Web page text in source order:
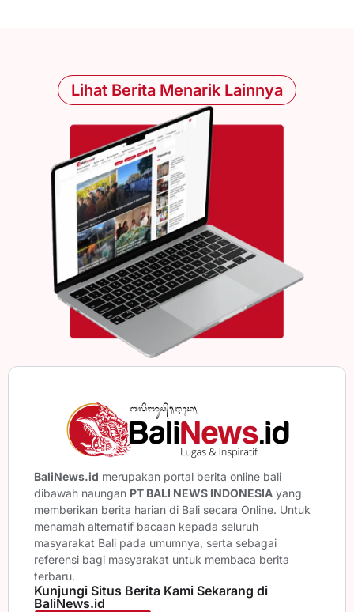
Lihat Berita Menarik Lainnya
BaliNews.id merupakan portal berita online bali
dibawah naungan PT BALI NEWS INDONESIA yang
memberikan berita harian di Bali secara Online. Untuk
menamah alternatif bacaan kepada seluruh
masyarakat Bali pada umumnya, serta sebagai
referensi bagi masyarakat untuk membaca berita
terbaru.
Kunjungi Situs Berita Kami Sekarang di
BaliNews.id